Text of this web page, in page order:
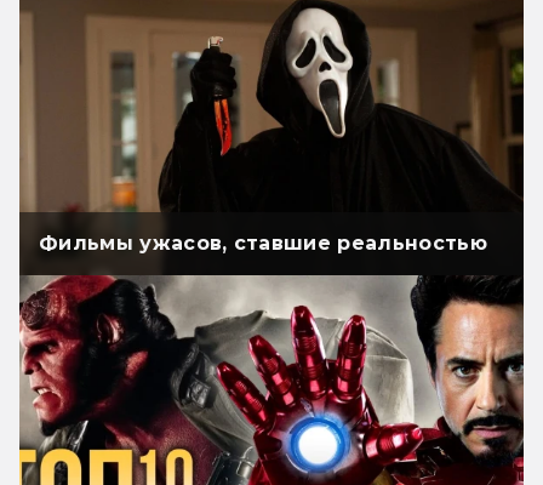
Фильмы ужасов, ставшие реальностью